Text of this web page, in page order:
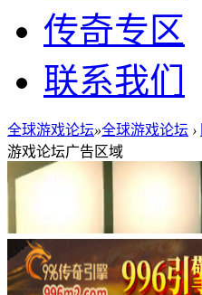
传奇专区
联系我们
全球游戏论坛»全球游戏论坛 ›
游戏论坛广告区域